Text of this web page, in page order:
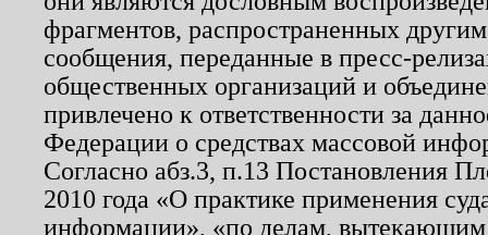
фрагментов, распространенных
сообщения, переданные в пресс-
общественных организаций и
привлечено к ответственности за
Федерации о средствах массовой
Согласно абз.3, п.13 Постановления
2010 года «О практике применения
информации», «по делам, вытекающим